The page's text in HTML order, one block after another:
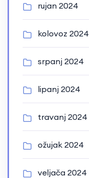
rujan 2024
kolovoz 2024
srpanj 2024
lipanj 2024
travanj 2024
ožujak 2024
veljača 2024